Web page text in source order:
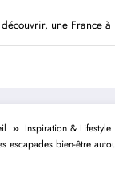
une France à
Inspiration & Lifestyle
escapades bien-être